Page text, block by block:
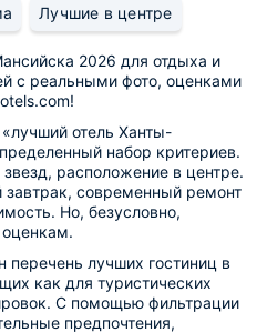
Лучшие в центре
2026 для отдыха и
с реальными фото, оценками
отель Ханты-
набор критериев.
расположение в центре.
современный ремонт
Но, безусловно,
перечень лучших гостиниц в
как для туристических
С помощью фильтрации
предпочтения,